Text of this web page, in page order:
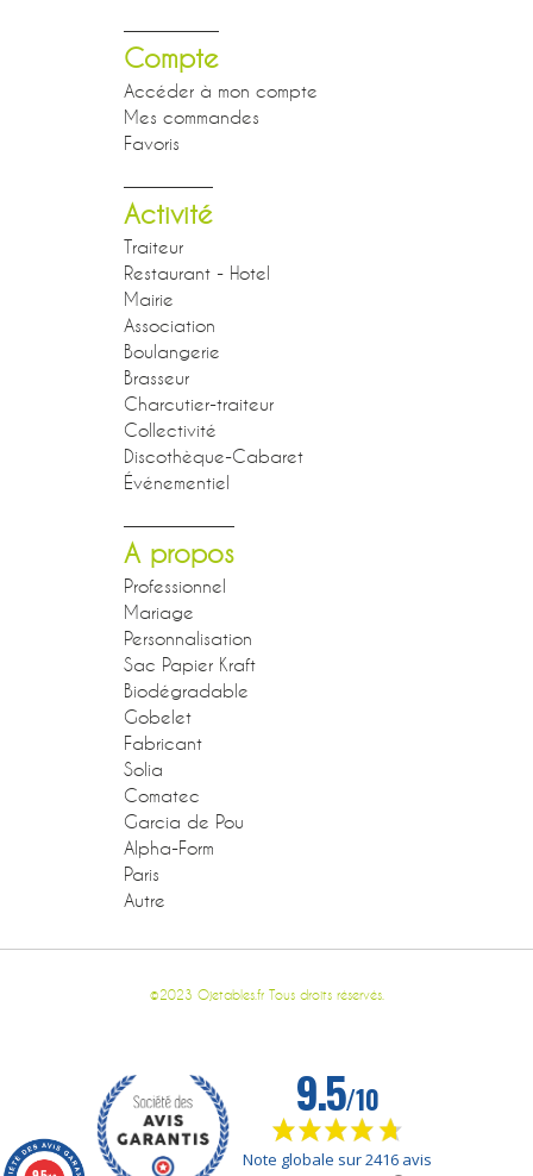
Compte
Accéder à mon compte
Mes commandes
Favoris
Activité
Traiteur
Restaurant - Hotel
Mairie
Association
Boulangerie
Brasseur
Charcutier-traiteur
Collectivité
Discothèque-Cabaret
Événementiel
A propos
Professionnel
Mariage
Personnalisation
Sac Papier Kraft
Biodégradable
Gobelet
Fabricant
Solia
Comatec
Garcia de Pou
Alpha-Form
Paris
Autre
©2023 Ojetables.fr Tous droits réservés.